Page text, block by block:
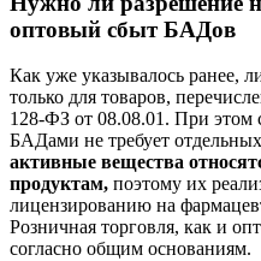
оптовый сбыт БАДов
Как уже указывалось ранее,
только для товаров,
128-ФЗ от 08.08.01. При этом
БАДами не требует
активные вещества
продуктам, поэтому их
лицензированию на
Розничная торговля, как и
согласно общим основаниям.